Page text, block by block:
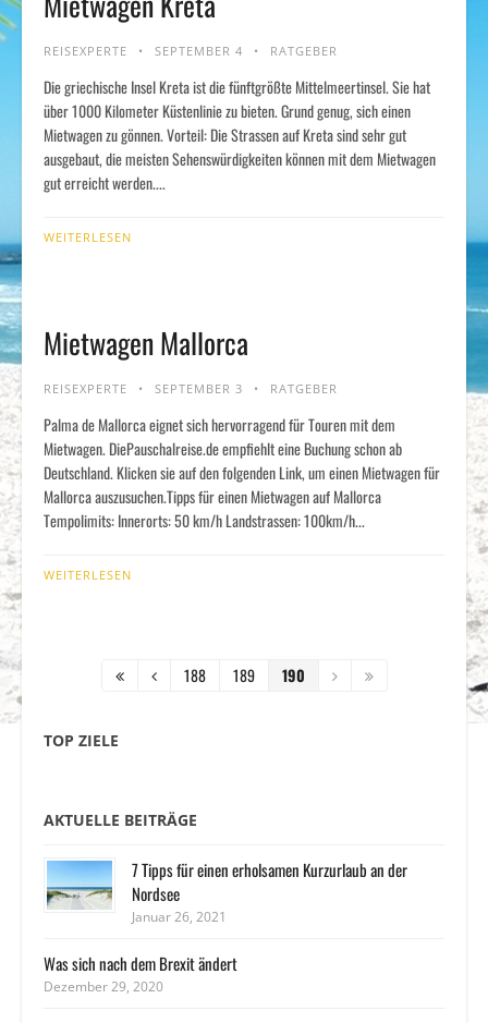
REISEXPERTE SEPTEMBER 4 RATGEBER
Die griechische Insel Kreta ist die fünftgrößte Mittelmeertinsel. Sie hat
über 1000 Kilometer Küstenlinie zu bieten. Grund genug, sich einen
Mietwagen zu gönnen. Vorteil: Die Strassen auf Kreta sind sehr gut
ausgebaut, die meisten Sehenswürdigkeiten können mit dem Mietwagen
gut erreicht werden....
WEITERLESEN
Mietwagen Mallorca
REISEXPERTE SEPTEMBER 3 RATGEBER
Palma de Mallorca eignet sich hervorragend für Touren mit dem
Mietwagen. DiePauschalreise.de empfiehlt eine Buchung schon ab
Deutschland. Klicken sie auf den folgenden Link, um einen Mietwagen für
Mallorca auszusuchen.Tipps für einen Mietwagen auf Mallorca
Tempolimits: Innerorts: 50 km/h Landstrassen: 100km/h...
WEITERLESEN
188 189 190
TOP ZIELE
AKTUELLE BEITRÄGE
7 Tipps für einen erholsamen Kurzurlaub an der
Nordsee
Januar 26, 2021
Was sich nach dem Brexit ändert
Dezember 29, 2020